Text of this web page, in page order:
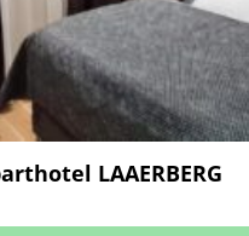
LAAERBERG